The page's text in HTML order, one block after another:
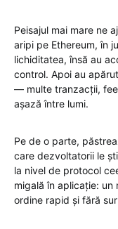
Peisajul mai mare ne
aripi pe Ethereum, în
lichiditatea, însă au
control. Apoi au
— multe tranzacții,
așază între lumi.
Pe de o parte,
care dezvoltatorii le
la nivel de protocol
migală în aplicație:
ordine rapid și fără